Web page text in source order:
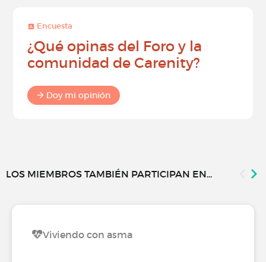
Encuesta
¿Qué opinas del Foro y la
comunidad de Carenity?
Doy mi opinión
LOS MIEMBROS TAMBIÉN PARTICIPAN EN...
Viviendo con asma